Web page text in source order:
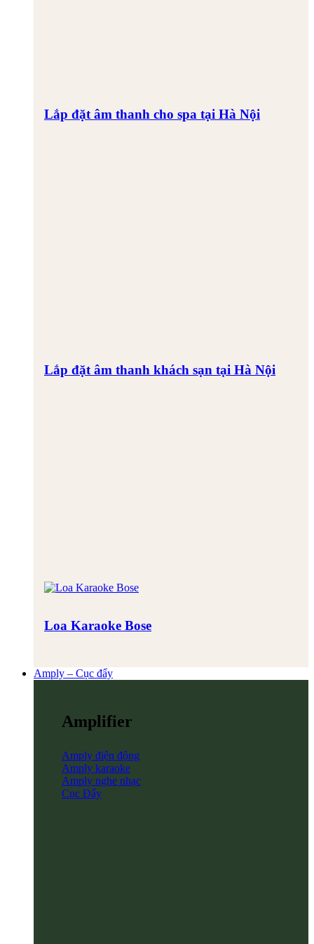
Lắp đặt âm thanh cho spa tại Hà Nội
Lắp đặt âm thanh khách sạn tại Hà Nội
Loa Karaoke Bose
Amply – Cục đẩy
Amplifier
Amply điện động
Amply karaoke
Amply nghe nhạc
Cục Đẩy